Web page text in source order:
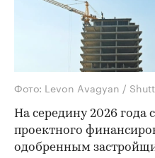
Фото: Levon Avagyan /
На середину 2026 года
проектного
одобренным